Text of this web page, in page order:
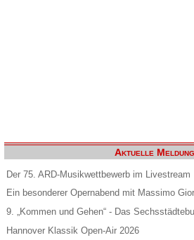
Aktuelle
Der 75. ARD-Musikwettbewerb im Livestream
Ein besonderer Opernabend mit Massimo
9. „Kommen und Gehen“ - Das
Hannover Klassik Open-Air 2026